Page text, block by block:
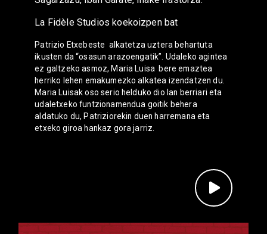
La Fidèle Studios koekoizpen bat
Patrizio Etxebeste alkatetza uztera behartuta
ikusten da “osasun arazoengatik”. Udaleko agintea
ez galtzeko asmoz, Maria Luisa bere emaztea
herriko lehen emakumezko alkatea izendatzen du.
Maria Luisak oso serio helduko dio lan berriari eta
udaletxeko funtzionamendua goitik behera
aldatuko du, Patriziorekin duen harremana eta
etxeko giroa hankaz gora jarriz.